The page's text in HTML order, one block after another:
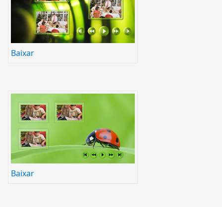
Baixar
Baixar